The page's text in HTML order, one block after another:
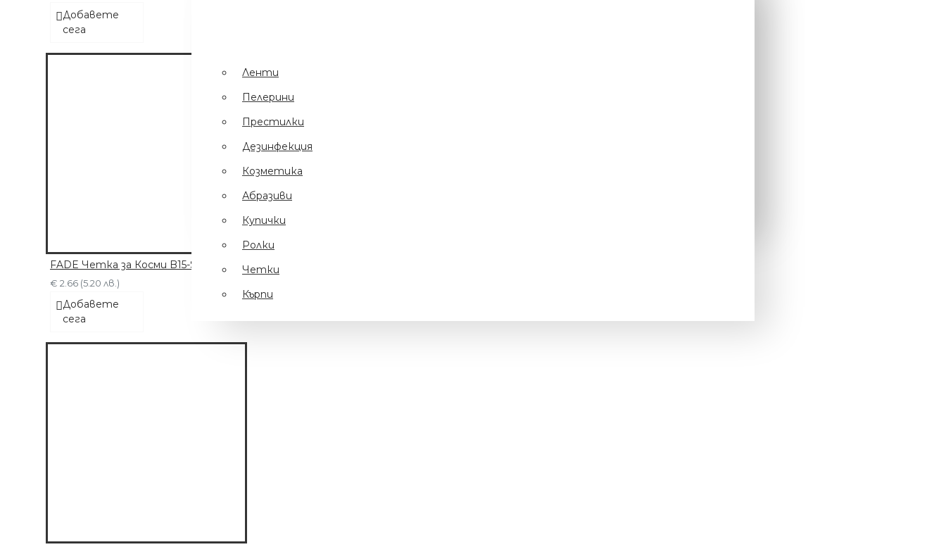
Дезинфекция
Еднократни
Ръкавици
Ел Уреди
Кърпи
Четки
Ленти
Пелерини
Престилки
Дезинфекция
Козметика
Абразиви
Купички
Ролки
Четки
Кърпи
Добавете
сега
FADE Четка за Косми B15-SU17
€ 2.66 (5.20 лв.)
Добавете
сега